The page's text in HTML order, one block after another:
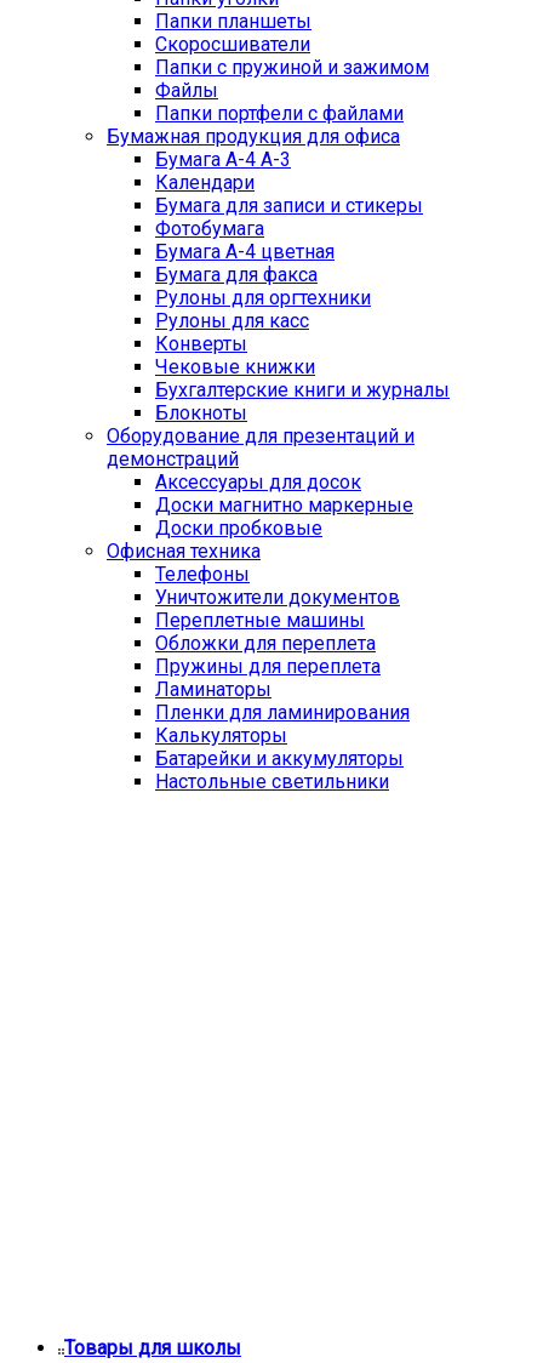
Папки планшеты
Скоросшиватели
Папки с пружиной и зажимом
Файлы
Папки портфели с файлами
Бумажная продукция для офиса
Бумага А-4 А-3
Календари
Бумага для записи и стикеры
Фотобумага
Бумага А-4 цветная
Бумага для факса
Рулоны для оргтехники
Рулоны для касс
Конверты
Чековые книжки
Бухгалтерские книги и журналы
Блокноты
Оборудование для презентаций и
демонстраций
Аксессуары для досок
Доски магнитно маркерные
Доски пробковые
Офисная техника
Телефоны
Уничтожители документов
Переплетные машины
Обложки для переплета
Пружины для переплета
Ламинаторы
Пленки для ламинирования
Калькуляторы
Батарейки и аккумуляторы
Настольные светильники
Товары для школы